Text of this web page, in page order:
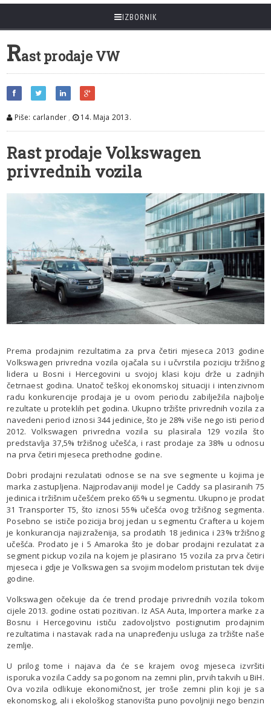
IZBORNIK
Rast prodaje VW
Piše: carlander , 14. Maja 2013.
Rast prodaje Volkswagen
privrednih vozila
Prema prodajnim rezultatima za prva četiri mjeseca 2013 godine
Volkswagen privredna vozila ojačala su i učvrstila poziciju tržišnog
lidera u Bosni i Hercegovini u svojoj klasi koju drže u zadnjih
četrnaest godina. Unatoč teškoj ekonomskoj situaciji i intenzivnom
radu konkurencije prodaja je u ovom periodu zabilježila najbolje
rezultate u proteklih pet godina. Ukupno tržište privrednih vozila za
navedeni period iznosi 344 jedinice, što je 28% više nego isti period
2012. Volkswagen privredna vozila su plasirala 129 vozila što
predstavlja 37,5% tržišnog učešća, i rast prodaje za 38% u odnosu
na prva četiri mjeseca prethodne godine.
Dobri prodajni rezulatati odnose se na sve segmente u kojima je
marka zastupljena. Najprodavaniji model je Caddy sa plasiranih 75
jedinica i tržišnim učešćem preko 65% u segmentu. Ukupno je prodat
31 Transporter T5, što iznosi 55% učešća ovog tržišnog segmenta.
Posebno se ističe pozicija broj jedan u segmentu Craftera u kojem
je konkurancija najizraženija, sa prodatih 18 jedinica i 23% tržišnog
učešća. Prodato je i 5 Amaroka što je dobar prodajni rezulatat za
segment pickup vozila na kojem je plasirano 15 vozila za prva četiri
mjeseca i gdje je Volkswagen sa svojim modelom pristutan tek dvije
godine.
Volkswagen očekuje da će trend prodaje privrednih vozila tokom
cijele 2013. godine ostati pozitivan. Iz ASA Auta, Importera marke za
Bosnu i Hercegovinu ističu zadovoljstvo postignutim prodajnim
rezultatima i nastavak rada na unapređenju usluga za tržište naše
zemlje.
U prilog tome i najava da će se krajem ovog mjeseca izvršiti
isporuka vozila Caddy sa pogonom na zemni plin, prvih takvih u BiH.
Ova vozila odlikuje ekonomičnost, jer troše zemni plin koji je sa
ekonomskog, ali i ekološkog stanovišta puno povoljniji nego benzin